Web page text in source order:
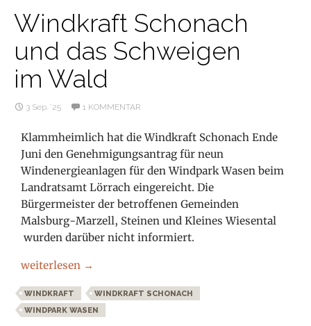
Windkraft Schonach
und das Schweigen
im Wald
3 Sep. ’25 1 KOMMENTAR
Klammheimlich hat die Windkraft Schonach Ende
Juni den Genehmigungsantrag für neun
Windenergieanlagen für den Windpark Wasen beim
Landratsamt Lörrach eingereicht. Die
Bürgermeister der betroffenen Gemeinden
Malsburg-Marzell, Steinen und Kleines Wiesental
wurden darüber nicht informiert.
Windkraft Schonach und das Schweigen im Wald
weiterlesen →
WINDKRAFT
WINDKRAFT SCHONACH
WINDPARK WASEN